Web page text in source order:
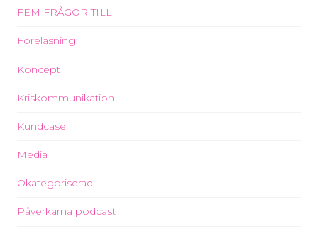
FEM FRÅGOR TILL
Föreläsning
Koncept
Kriskommunikation
Kundcase
Media
Okategoriserad
Påverkarna podcast